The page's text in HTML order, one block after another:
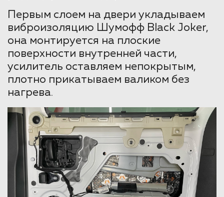
Первым слоем на двери укладываем
виброизоляцию Шумофф Black Joker,
она монтируется на плоские
поверхности внутренней части,
усилитель оставляем непокрытым,
плотно прикатываем валиком без
нагрева.